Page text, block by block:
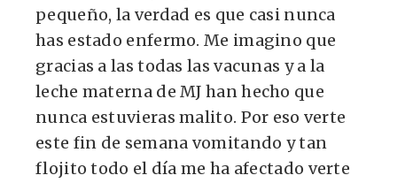
pequeño, la verdad es que casi nunca
has estado enfermo. Me imagino que
gracias a las todas las vacunas y a la
leche materna de MJ han hecho que
nunca estuvieras malito. Por eso verte
este fin de semana vomitando y tan
flojito todo el día me ha afectado verte